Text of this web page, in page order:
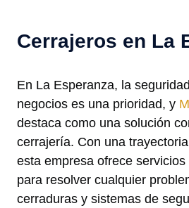
Cerrajeros en La
En La Esperanza, la
negocios es una prioridad, y
destaca como una solución
cerrajería. Con una
esta empresa ofrece servicios
para resolver cualquier
cerraduras y sistemas de